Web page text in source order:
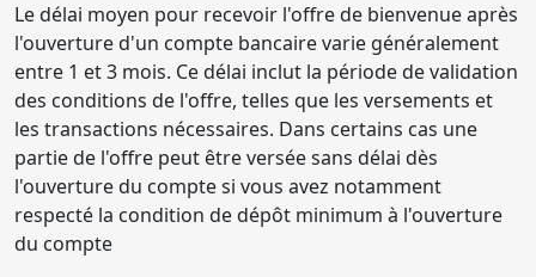
Le délai moyen pour recevoir l'offre de bienvenue après
l'ouverture d'un compte bancaire varie généralement
entre 1 et 3 mois. Ce délai inclut la période de validation
des conditions de l'offre, telles que les versements et
les transactions nécessaires. Dans certains cas une
partie de l'offre peut être versée sans délai dès
l'ouverture du compte si vous avez notamment
respecté la condition de dépôt minimum à l'ouverture
du compte